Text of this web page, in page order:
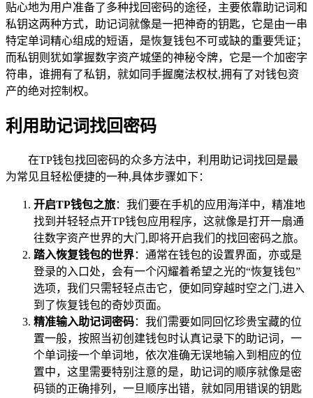
贴心地为用户准备了多种找回密码的途径，主要依靠助记词和
私钥这两种方式，助记词就像是一把神奇的钥匙，它是由一串
特定单词精心组成的短语，是恢复钱包不可或缺的重要凭证；
而私钥则犹如掌握数字资产城堡的神秘令牌，它是一个加密字
符串，谁拥有了私钥，就如同手握魔法权杖,拥有了对钱包资
产的绝对控制权。
利用助记词找回密码
在TP钱包找回密码的众多方法中，利用助记词找回是最
为常见且轻松便捷的一种,具体步骤如下：
开启TP钱包之旅：我们要在手机的应用海洋中，精准地
找到并轻轻点开TP钱包应用程序，这就像是打开一扇通
往数字资产世界的大门,即将开启我们的找回密码之旅。
踏入恢复钱包的世界：通常在钱包的设置界面，亦或是
登录的入口处，会有一个闪耀着希望之光的“恢复钱包”
选项，我们只需轻轻点击它，便如同穿越时空之门,进入
到了恢复钱包的奇妙页面。
精准输入助记词密码：我们需要如同回忆珍贵宝藏的位
置一般，按照当初创建钱包时认真记录下的助记词，一
个单词接一个单词地，依次准确无误地输入到相应的位
置中，这里需要特别注意的是，助记词的顺序就像是密
码锁的正确排列，一旦顺序出错，就如同用错误的钥匙